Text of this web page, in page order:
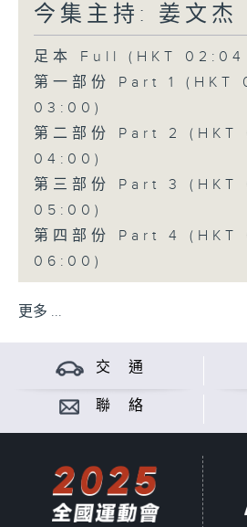
今集主持: 姜文杰
足本 Full (HKT
第一部份 Part 1 (HKT
03:00)
第二部份 Part 2
04:00)
第三部份 Part 3
05:00)
第四部份 Part 4
06:00)
更多 ...
交 通
聯 絡